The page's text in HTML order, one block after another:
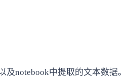
notebook中提取的文本数据。